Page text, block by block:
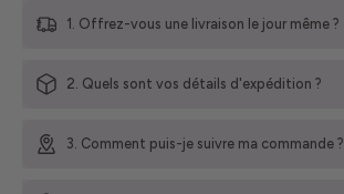
1. Offrez-vous une livraison le jour même ?
2. Quels sont vos détails d'expédition ?
3. Comment puis-je suivre ma commande ?